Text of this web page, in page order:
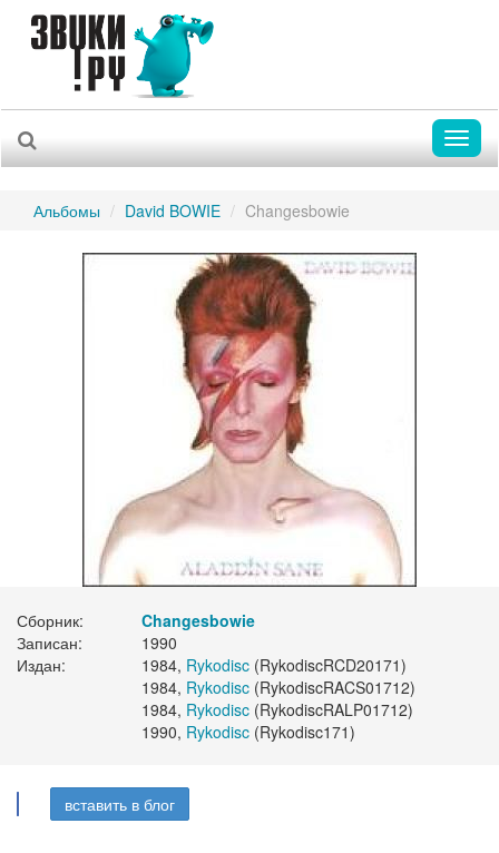
Альбомы David BOWIE Changesbowie
Сборник:
Changesbowie
Записан:
1990
Издан:
1984, Rykodisc (RykodiscRCD20171)
1984, Rykodisc (RykodiscRACS01712)
1984, Rykodisc (RykodiscRALP01712)
1990, Rykodisc (Rykodisc171)
вставить в блог